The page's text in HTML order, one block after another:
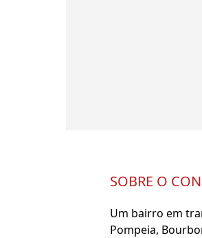
SOBRE O
Um bairro em
Pompeia,